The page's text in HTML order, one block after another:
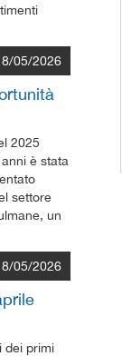
05/2026
2025
è stata
settore
un
05/2026
dei primi